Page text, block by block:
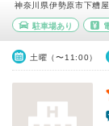
神奈川県伊勢原市下糟屋
駐車場あり
土曜（〜11:00）